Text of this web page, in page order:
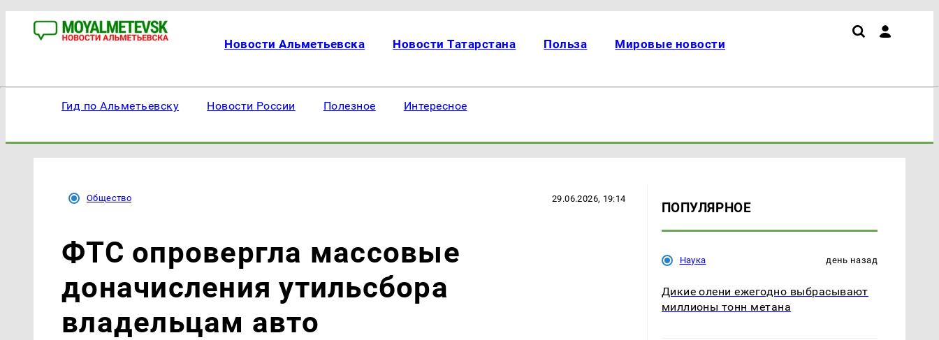
Новости Альметьевска Новости Татарстана Польза Мировые новости
Гид по Альметьевску Новости России Полезное Интересное
Общество 29.06.2026, 19:14
ФТС опровергла массовые
доначисления утильсбора
владельцам авто
ПОПУЛЯРНОЕ
Наука день назад
Дикие олени ежегодно выбрасывают
миллионы тонн метана